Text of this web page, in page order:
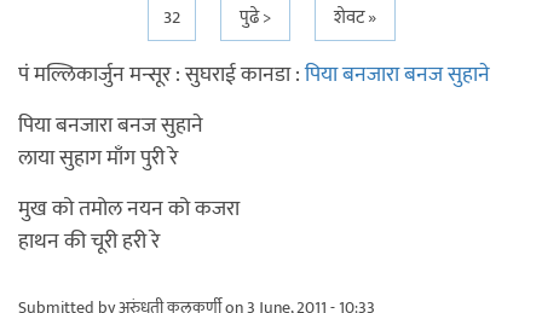
32
पुढे > शेवट »
पं मल्लिकार्जुन मन्सूर : सुघराई कानडा :पिया बनजारा बनज सुहाने
पिया बनजारा बनज सुहाने
लाया सुहाग माँग पुरी रे
मुख को तमोल नयन को कजरा
हाथन की चूरी हरी रे
Submitted byअरुंधती कुलकर्णीon 3 June, 2011 - 10:33